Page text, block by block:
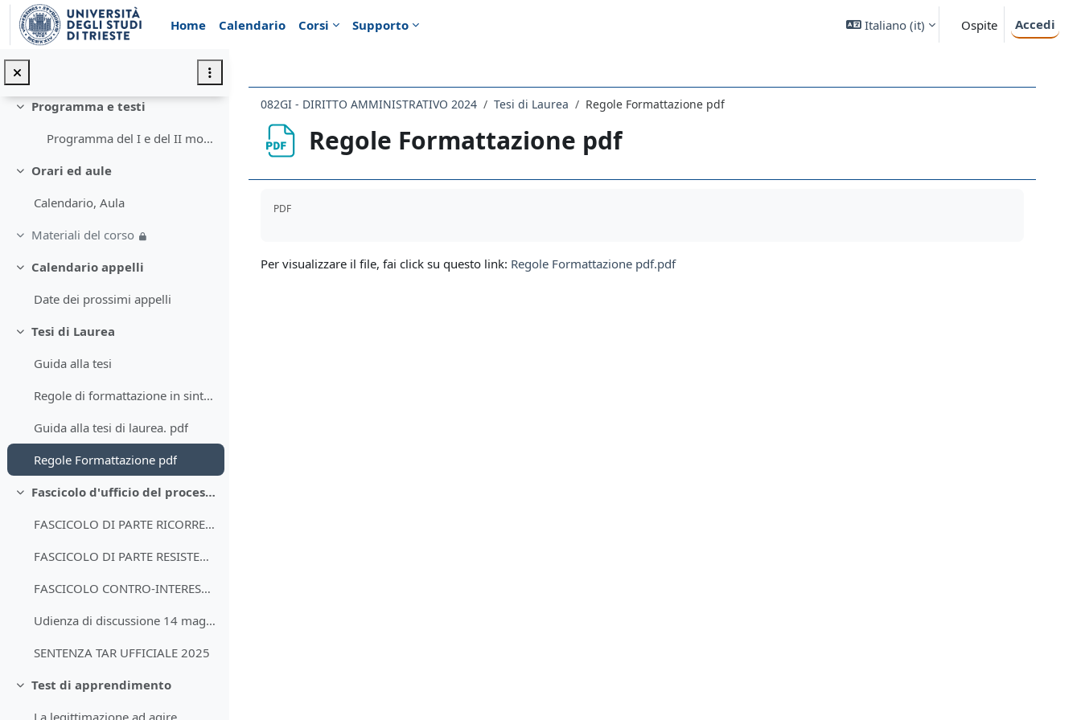
Vai al contenuto principale
Home
Calendario Corsi Supporto Italiano ‎(it)‎ Ospite
Accedi
Minimizza
Introduzione
Minimizza
Programma e testi
Programma del I e del II modulo
Minimizza
Orari ed aule
Calendario, Aula
Minimizza
Materiali del corso
Minimizza
Calendario appelli
Date dei prossimi appelli
Minimizza
Tesi di Laurea
Guida alla tesi
Regole di formattazione in sintesi
Guida alla tesi di laurea. pdf
Regole Formattazione pdf
Minimizza
Fascicolo d'ufficio del processo simulato
FASCICOLO DI PARTE RICORRENTE
FASCICOLO DI PARTE RESISTENTE
FASCICOLO CONTRO-INTERESSATO
Udienza di discussione 14 maggio 2025
SENTENZA TAR UFFICIALE 2025
Minimizza
Test di apprendimento
082GI - DIRITTO AMMINISTRATIVO 2024 Tesi di Laurea Regole Formattazione pdf
Regole Formattazione pdf
PDF
Per visualizzare il file, fai click su questo link: Regole Formattazione pdf.pdf